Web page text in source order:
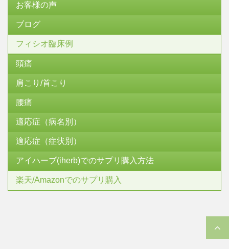
お客様の声
ブログ
フィシオ臨床例
頭痛
肩こり/首こり
腰痛
適応症（病名別）
適応症（症状別）
アイハーブ(iherb)でのサプリ購入方法
楽天/Amazonでのサプリ購入